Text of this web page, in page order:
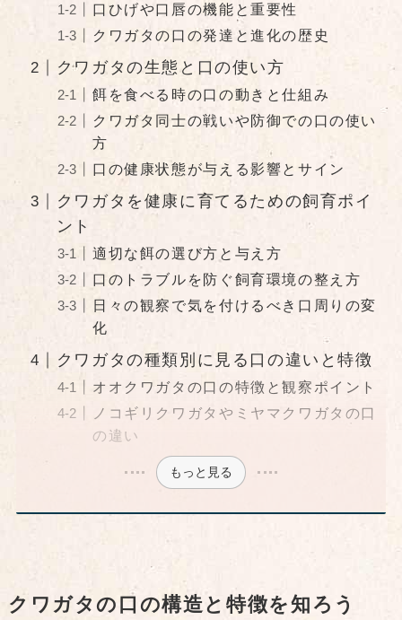
口ひげや口唇の機能と重要性
クワガタの口の発達と進化の歴史
クワガタの生態と口の使い方
餌を食べる時の口の動きと仕組み
クワガタ同士の戦いや防御での口の使い
方
口の健康状態が与える影響とサイン
クワガタを健康に育てるための飼育ポイ
ント
適切な餌の選び方と与え方
口のトラブルを防ぐ飼育環境の整え方
日々の観察で気を付けるべき口周りの変
化
クワガタの種類別に見る口の違いと特徴
オオクワガタの口の特徴と観察ポイント
ノコギリクワガタやミヤマクワガタの口
の違い
もっと見る
クワガタの口の構造と特徴を知ろう